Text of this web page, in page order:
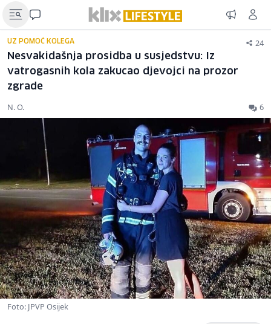
UZ POMOĆ KOLEGA 24
Nesvakidašnja prosidba u susjedstvu: Iz
vatrogasnih kola zakucao djevojci na prozor
zgrade
N. O. 6
Foto: JPVP Osijek